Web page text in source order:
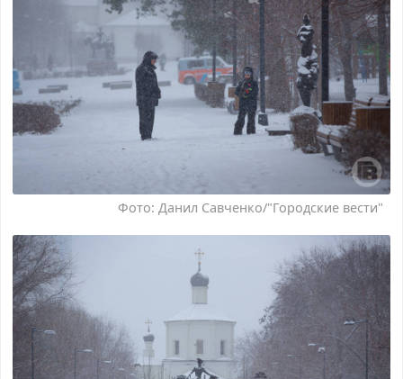
Фото: Данил Савченко/"Городские вести"